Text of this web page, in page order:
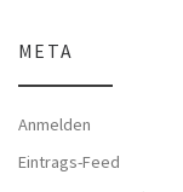
META
Anmelden
Eintrags-Feed